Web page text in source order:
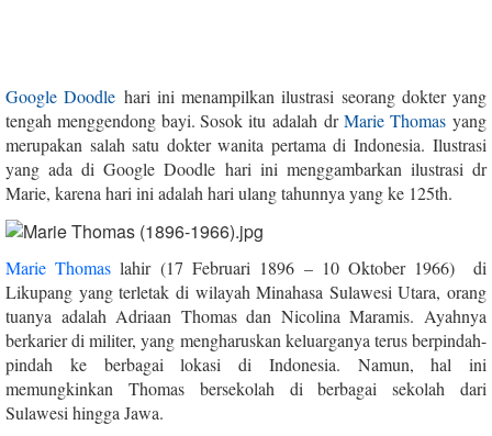
Google Doodle hari ini menampilkan ilustrasi seorang dokter yang
tengah menggendong bayi. Sosok itu adalah drMarie Thomas yang
merupakan salah satu dokter wanita pertama di Indonesia. Ilustrasi
yang ada di Google Doodle hari ini menggambarkan ilustrasi dr
Marie, karena hari ini adalah hari ulang tahunnya yang ke 125th.
Marie Thomas lahir (17 Februari 1896 – 10 Oktober 1966) di
Likupang yang terletak di wilayah Minahasa Sulawesi Utara, orang
tuanya adalah Adriaan Thomas dan Nicolina Maramis. Ayahnya
berkarier di militer, yang mengharuskan keluarganya terus berpindah-
pindah ke berbagai lokasi di Indonesia. Namun, hal ini
memungkinkan Thomas bersekolah di berbagai sekolah dari
Sulawesi hingga Jawa.